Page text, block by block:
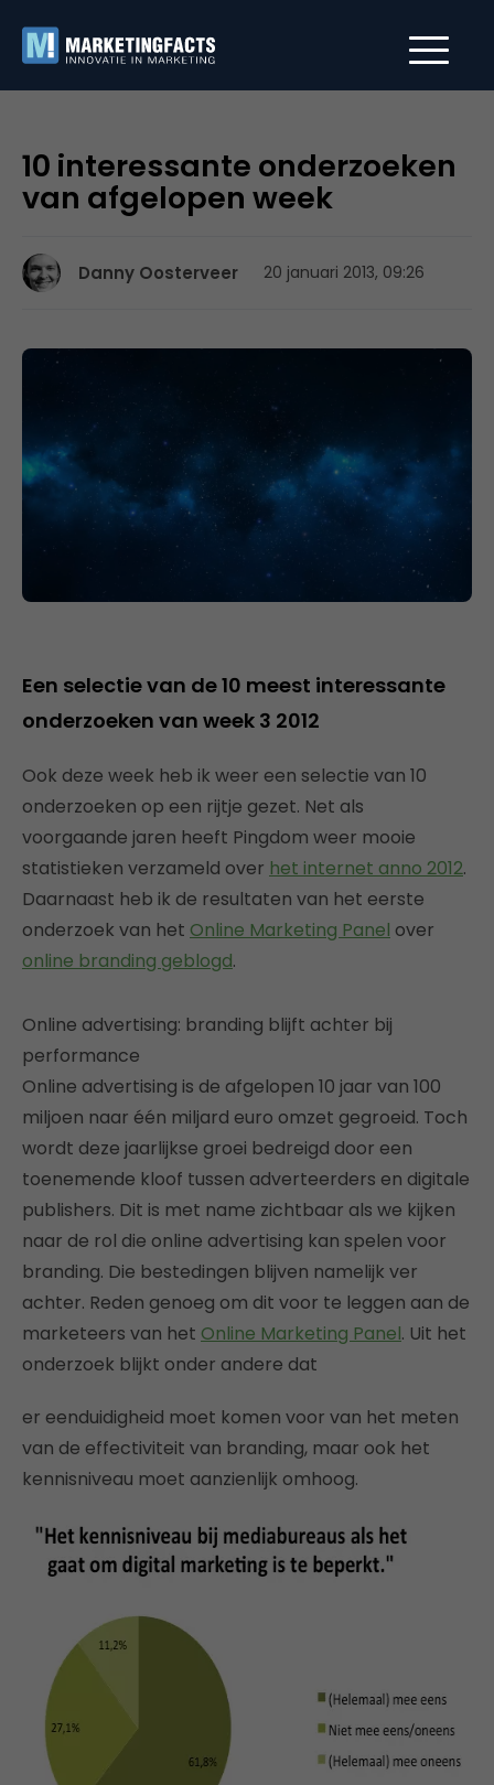
10 interessante onderzoeken
van afgelopen week
Danny Oosterveer 20 januari 2013, 09:26
Een selectie van de 10 meest interessante
onderzoeken van week 3 2012
Ook deze week heb ik weer een selectie van 10
onderzoeken op een rijtje gezet. Net als
voorgaande jaren heeft Pingdom weer mooie
statistieken verzameld over het internet anno 2012.
Daarnaast heb ik de resultaten van het eerste
onderzoek van het Online Marketing Panel over
online branding geblogd.
Online advertising: branding blijft achter bij
performance
Online advertising is de afgelopen 10 jaar van 100
miljoen naar één miljard euro omzet gegroeid. Toch
wordt deze jaarlijkse groei bedreigd door een
toenemende kloof tussen adverteerders en digitale
publishers. Dit is met name zichtbaar als we kijken
naar de rol die online advertising kan spelen voor
branding. Die bestedingen blijven namelijk ver
achter. Reden genoeg om dit voor te leggen aan de
marketeers van het Online Marketing Panel. Uit het
onderzoek blijkt onder andere dat
er eenduidigheid moet komen voor van het meten
van de effectiviteit van branding, maar ook het
kennisniveau moet aanzienlijk omhoog.